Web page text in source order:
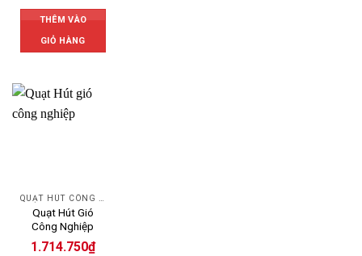
THÊM VÀO
GIỎ HÀNG
QUẠT HÚT CÔNG NGHIỆP
Quạt Hút Gió
Công Nghiệp
1.714.750₫